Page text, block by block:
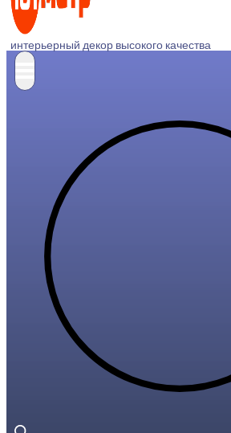
интерьерный декор высокого качества